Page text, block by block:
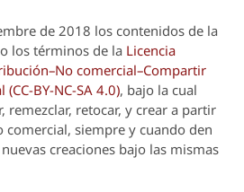
de 2018 los contenidos de la
los términos de la Licencia
comercial–Compartir
BY-NC-SA 4.0), bajo la cual
retocar, y crear a partir
siempre y cuando den
creaciones bajo las mismas